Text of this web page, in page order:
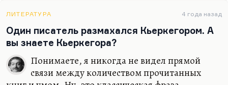
«Застава…
ЛИТЕРАТУРА 4 года назад
Один писатель размахался Кьеркегором. А
вы знаете Кьеркегора?
Понимаете, я никогда не видел прямой
связи между количеством прочитанных